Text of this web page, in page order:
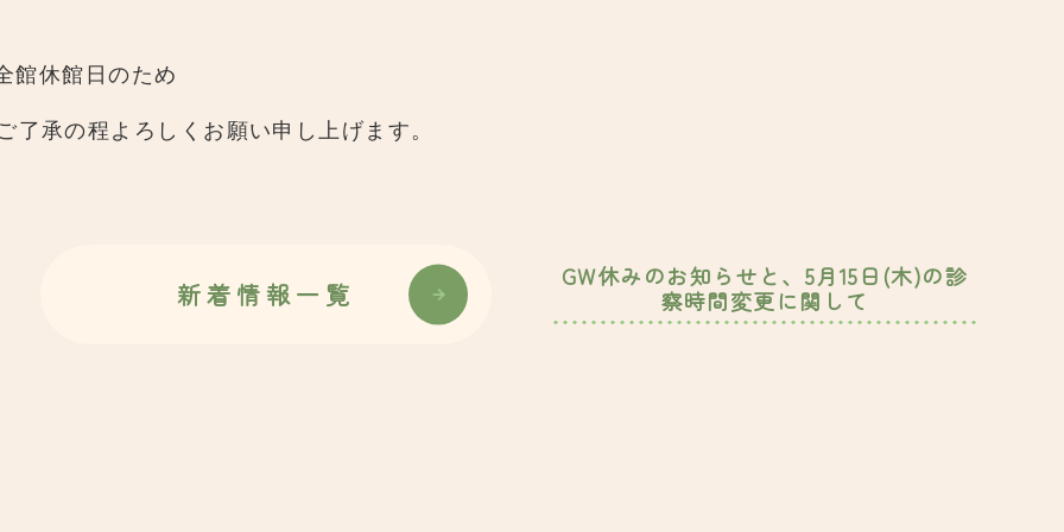
館休館日のため
了承の程よろしくお願い申し上げます。
新着情報一覧
GW休みのお知らせと、5月15日(木)の診
察時間変更に関して